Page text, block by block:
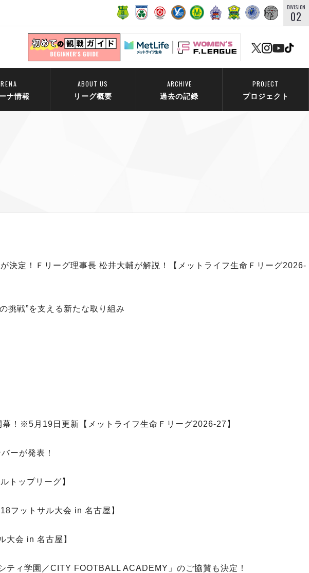
DIVISION
02
ナ情報
ABOUT US
リーグ概要
ARCHIVE
過去の記録
PROJECT
プロジェクト
決定！Ｆリーグ理事長 松井大輔が解説！【メットライフ生命Ｆリーグ2026-
挑戦”を支える新たな取り組み
！※5月19日更新【メットライフ生命Ｆリーグ2026-27】
ーが発表！
トップリーグ】
フットサル大会 in 名古屋】
大会 in 名古屋】
ィ学園／CITY FOOTBALL ACADEMY」のご協賛も決定！